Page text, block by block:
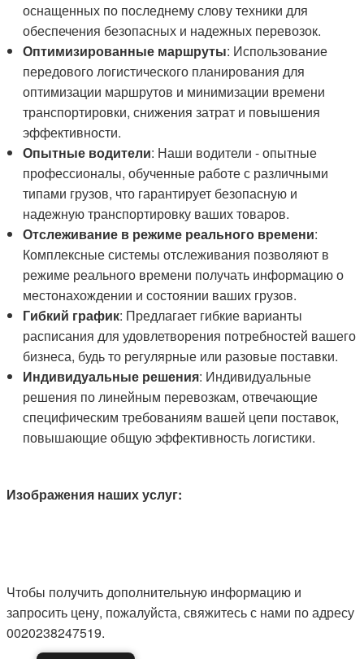
оснащенных по последнему слову техники для
обеспечения безопасных и надежных перевозок.
Оптимизированные маршруты: Использование
передового логистического планирования для
оптимизации маршрутов и минимизации времени
транспортировки, снижения затрат и повышения
эффективности.
Опытные водители: Наши водители - опытные
профессионалы, обученные работе с различными
типами грузов, что гарантирует безопасную и
надежную транспортировку ваших товаров.
Отслеживание в режиме реального времени:
Комплексные системы отслеживания позволяют в
режиме реального времени получать информацию о
местонахождении и состоянии ваших грузов.
Гибкий график: Предлагает гибкие варианты
расписания для удовлетворения потребностей вашего
бизнеса, будь то регулярные или разовые поставки.
Индивидуальные решения: Индивидуальные
решения по линейным перевозкам, отвечающие
специфическим требованиям вашей цепи поставок,
повышающие общую эффективность логистики.
Изображения наших услуг:
Чтобы получить дополнительную информацию и
запросить цену, пожалуйста, свяжитесь с нами по адресу
0020238247519.